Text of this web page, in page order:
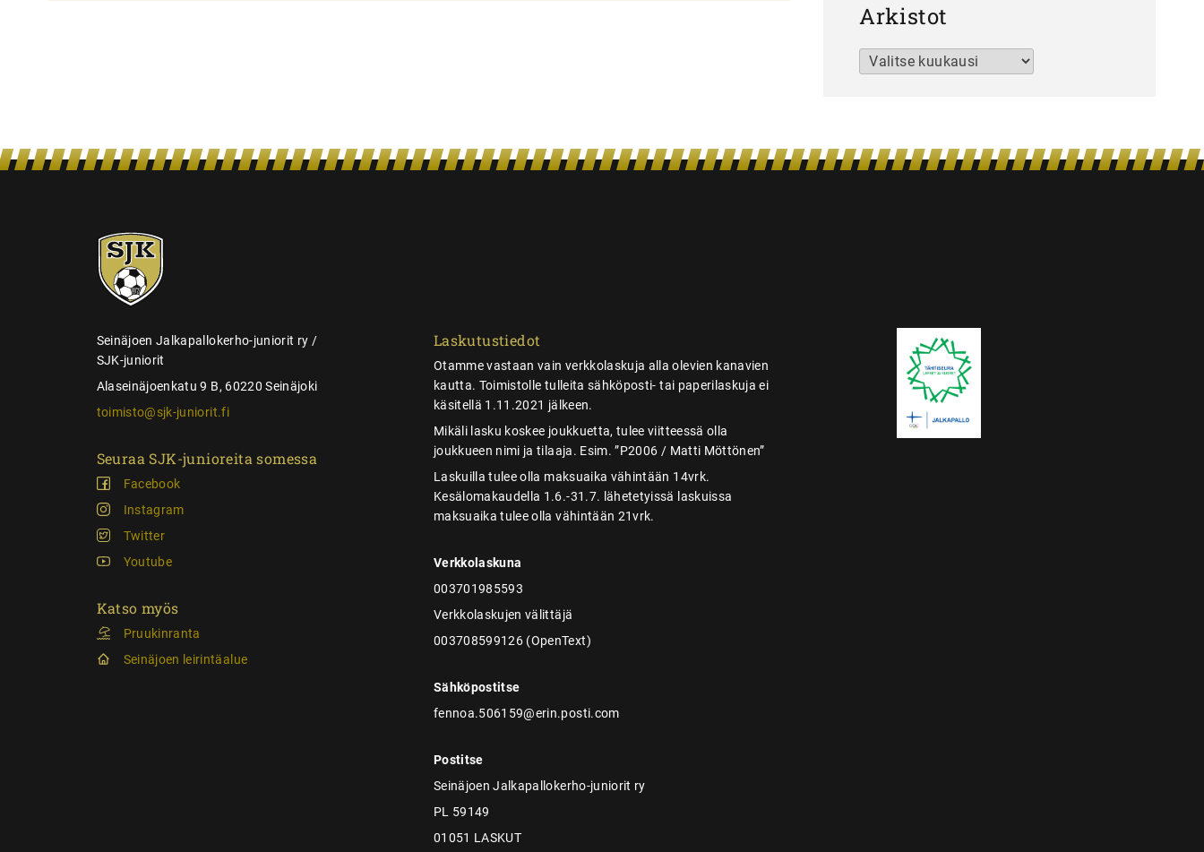
l
Arkistot
Arkistot
SJK-
juniorit
Seinäjoen Jalkapallokerho-juniorit ry /
SJK-juniorit
Alaseinäjoenkatu 9 B, 60220 Seinäjoki
toimisto@sjk-juniorit.fi
Seuraa SJK-junioreita somessa
Facebook
Instagram
Twitter
Youtube
Katso myös
Pruukinranta
Seinäjoen leirintäalue
Laskutustiedot
Otamme vastaan vain verkkolaskuja alla olevien kanavien
kautta. Toimistolle tulleita sähköposti- tai paperilaskuja ei
käsitellä 1.11.2021 jälkeen.
Mikäli lasku koskee joukkuetta, tulee viitteessä olla
joukkueen nimi ja tilaaja. Esim. ”P2006 / Matti Möttönen”
Laskuilla tulee olla maksuaika vähintään 14vrk.
Kesälomakaudella 1.6.-31.7. lähetetyissä laskuissa
maksuaika tulee olla vähintään 21vrk.
Verkkolaskuna
003701985593
Verkkolaskujen välittäjä
003708599126 (OpenText)
Sähköpostitse
fennoa.506159@erin.posti.com
Postitse
Seinäjoen Jalkapallokerho-juniorit ry
PL 59149
01051 LASKUT